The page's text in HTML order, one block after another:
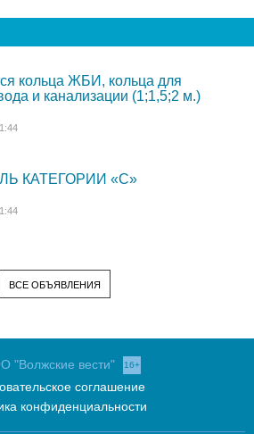
кольца ЖБИ, кольца для
и канализации (1;1,5;2 м.)
КАТЕГОРИИ «C»
ВСЕ ОБЪЯВЛЕНИЯ
"Волжские вести" 16+
соглашение
конфиденциальности